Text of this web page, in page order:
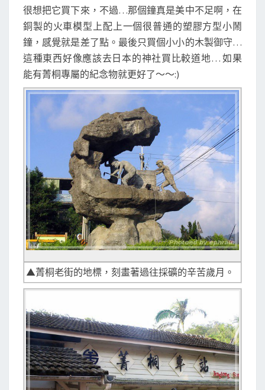
很想把它買下來，不過…那個鐘真是美中不足啊，在
銅製的火車模型上配上一個很普通的塑膠方型小鬧
鐘，感覺就是差了點。最後只買個小小的木製御守…
這種東西好像應該去日本的神社買比較道地… 如果
能有菁桐專屬的紀念物就更好了～～:)
▲菁桐老街的地標，刻畫著過往採礦的辛苦歲月。